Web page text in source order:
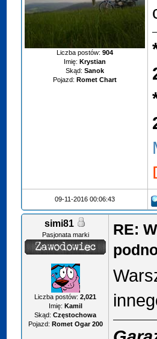
Liczba postów:904
Imię: Krystian
Skąd: Sanok
Pojazd: Romet Chart
09-11-2016 00:06:43
simi81
Pasjonata marki
Liczba postów:2,021
Imię: Kamil
Skąd: Częstochowa
Pojazd: Romet Ogar 200
RE: